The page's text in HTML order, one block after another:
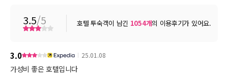
3.5/5 호텔 투숙객이 남긴 1054개의 이용후기가 있어요.
3.0 25.01.08
가성비 좋은 호텔입니다